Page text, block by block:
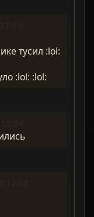
тусил :lol:
:lol: :lol: